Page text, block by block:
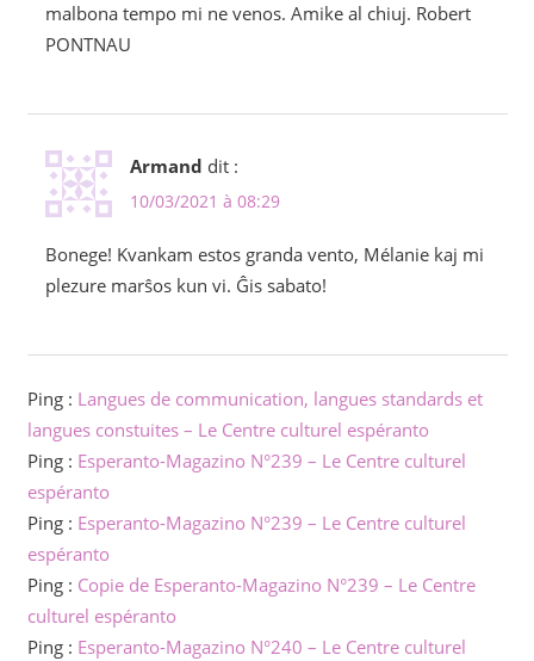
malbona tempo mi ne venos. Amike al chiuj. Robert
PONTNAU
Armand dit :
10/03/2021 à 08:29
Bonege! Kvankam estos granda vento, Mélanie kaj mi
plezure marŝos kun vi. Ĝis sabato!
Ping : Langues de communication, langues standards et
langues constuites – Le Centre culturel espéranto
Ping : Esperanto-Magazino N°239 – Le Centre culturel
espéranto
Ping : Esperanto-Magazino N°239 – Le Centre culturel
espéranto
Ping : Copie de Esperanto-Magazino N°239 – Le Centre
culturel espéranto
Ping : Esperanto-Magazino N°240 – Le Centre culturel